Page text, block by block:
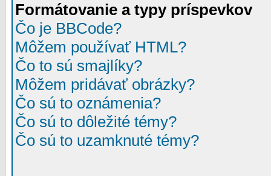
Formátovanie a typy príspevkov
Čo je BBCode?
Môžem používať HTML?
Čo to sú smajlíky?
Môžem pridávať obrázky?
Čo sú to oznámenia?
Čo sú to dôležité témy?
Čo sú to uzamknuté témy?